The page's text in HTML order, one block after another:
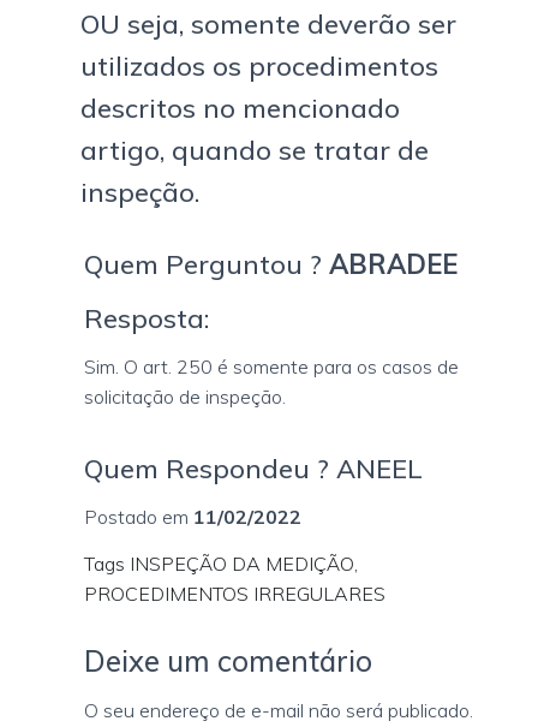
OU seja, somente deverão ser
utilizados os procedimentos
descritos no mencionado
artigo, quando se tratar de
inspeção.
Quem Perguntou ? ABRADEE
Resposta:
Sim. O art. 250 é somente para os casos de
solicitação de inspeção.
Quem Respondeu ? ANEEL
Postado em 11/02/2022
Tags INSPEÇÃO DA MEDIÇÃO,
PROCEDIMENTOS IRREGULARES
Deixe um comentário
O seu endereço de e-mail não será publicado.